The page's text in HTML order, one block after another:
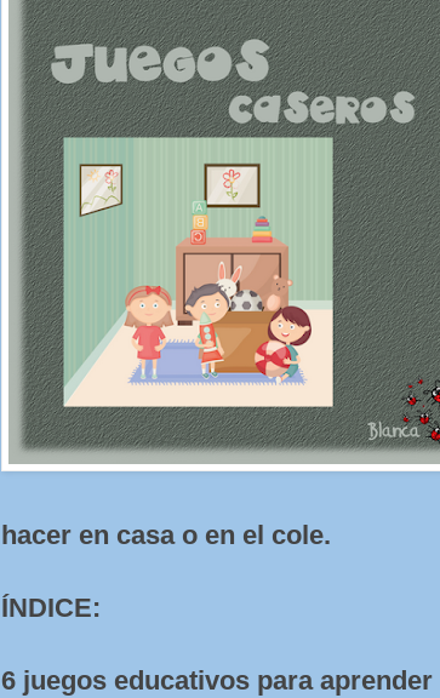
hacer en casa o en el cole.
ÍNDICE:
6 juegos educativos para